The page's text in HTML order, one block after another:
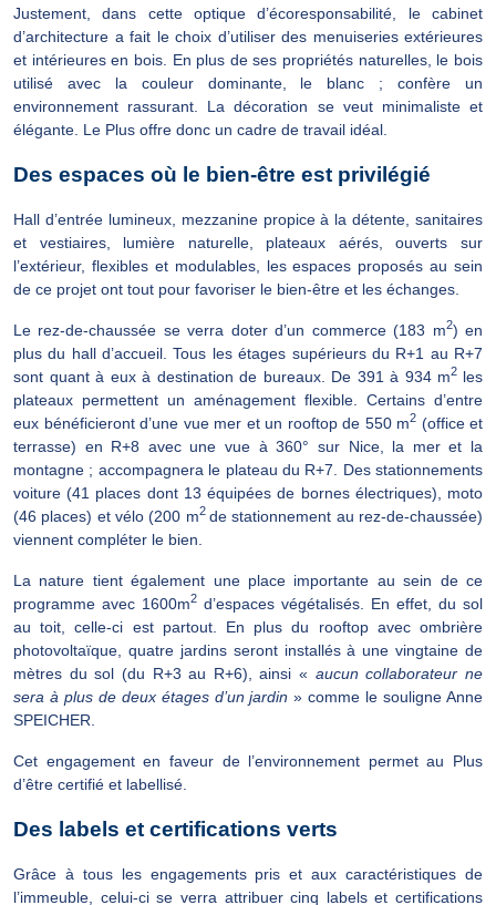
Justement, dans cette optique d’écoresponsabilité, le cabinet
d’architecture a fait le choix d’utiliser des menuiseries extérieures
et intérieures en bois. En plus de ses propriétés naturelles, le bois
utilisé avec la couleur dominante, le blanc ; confère un
environnement rassurant. La décoration se veut minimaliste et
élégante. Le Plus offre donc un cadre de travail idéal.
Des espaces où le bien-être est privilégié
Hall d’entrée lumineux, mezzanine propice à la détente, sanitaires
et vestiaires, lumière naturelle, plateaux aérés, ouverts sur
l’extérieur, flexibles et modulables, les espaces proposés au sein
de ce projet ont tout pour favoriser le bien-être et les échanges.
Le rez-de-chaussée se verra doter d’un commerce (183 m2) en
plus du hall d’accueil. Tous les étages supérieurs du R+1 au R+7
sont quant à eux à destination de bureaux. De 391 à 934 m2 les
plateaux permettent un aménagement flexible. Certains d’entre
eux bénéficieront d’une vue mer et un rooftop de 550 m2 (office et
terrasse) en R+8 avec une vue à 360° sur Nice, la mer et la
montagne ; accompagnera le plateau du R+7. Des stationnements
voiture (41 places dont 13 équipées de bornes électriques), moto
(46 places) et vélo (200 m2 de stationnement au rez-de-chaussée)
viennent compléter le bien.
La nature tient également une place importante au sein de ce
programme avec 1600m2 d’espaces végétalisés. En effet, du sol
au toit, celle-ci est partout. En plus du rooftop avec ombrière
photovoltaïque, quatre jardins seront installés à une vingtaine de
mètres du sol (du R+3 au R+6), ainsi « aucun collaborateur ne
sera à plus de deux étages d’un jardin» comme le souligne Anne
SPEICHER.
Cet engagement en faveur de l’environnement permet au Plus
d’être certifié et labellisé.
Des labels et certifications verts
Grâce à tous les engagements pris et aux caractéristiques de
l’immeuble, celui-ci se verra attribuer cinq labels et certifications